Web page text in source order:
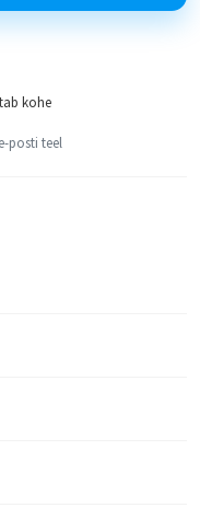
kohe
posti teel